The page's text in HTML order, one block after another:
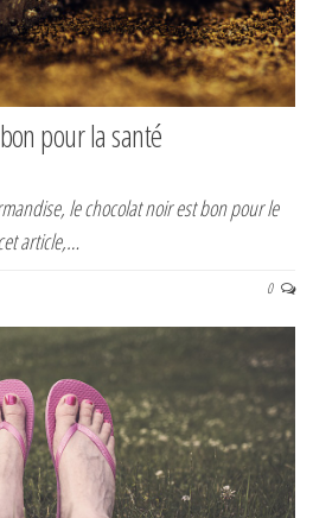
pour la santé
le chocolat noir est bon pour le
article,…
0